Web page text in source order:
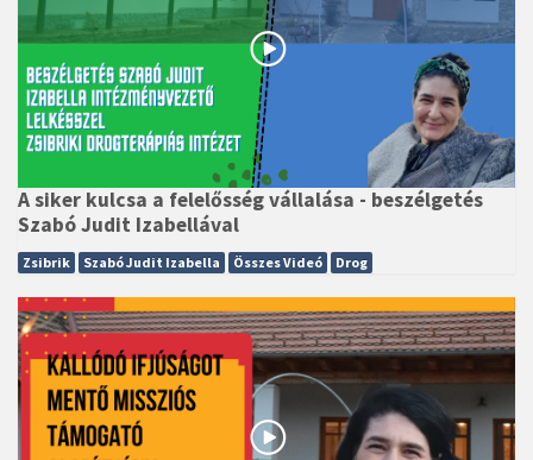
A siker kulcsa a felelősség vállalása - beszélgetés
Szabó Judit Izabellával
Zsibrik Szabó Judit Izabella Összes Videó Drog